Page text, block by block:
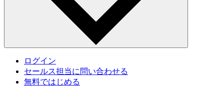
ログイン
セールス担当に問い合わせる
無料ではじめる